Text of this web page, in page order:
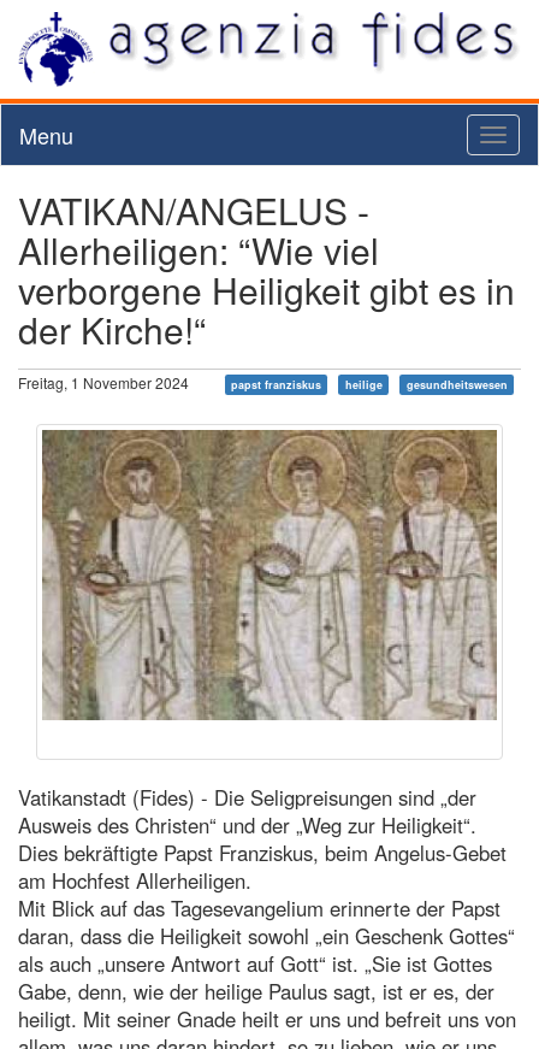
Menu
VATIKAN/ANGELUS -
Allerheiligen: “Wie viel
verborgene Heiligkeit gibt es in
der Kirche!“
Freitag, 1 November 2024 papst franziskus heilige gesundheitswesen
Vatikanstadt (Fides) - Die Seligpreisungen sind „der
Ausweis des Christen“ und der „Weg zur Heiligkeit“.
Dies bekräftigte Papst Franziskus, beim Angelus-Gebet
am Hochfest Allerheiligen.
Mit Blick auf das Tagesevangelium erinnerte der Papst
daran, dass die Heiligkeit sowohl „ein Geschenk Gottes“
als auch „unsere Antwort auf Gott“ ist. „Sie ist Gottes
Gabe, denn, wie der heilige Paulus sagt, ist er es, der
heiligt. Mit seiner Gnade heilt er uns und befreit uns von